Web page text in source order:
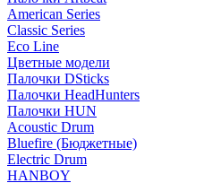
American Series
Classic Series
Eco Line
Цветные модели
Палочки DSticks
Палочки HeadHunters
Палочки HUN
Acoustic Drum
Bluefire (Бюджетные)
Electric Drum
HANBOY